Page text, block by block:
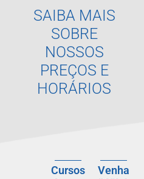
SAIBA MAIS
SOBRE
NOSSOS
PREÇOS E
HORÁRIOS
Cursos
Venha